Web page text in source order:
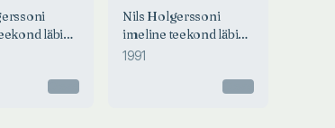
läbi
Nils Holgerssoni
imeline teekond läbi
Rootsi
1991